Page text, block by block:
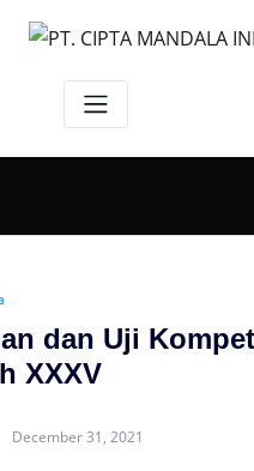
dan Uji
XXXV
December 31, 2021